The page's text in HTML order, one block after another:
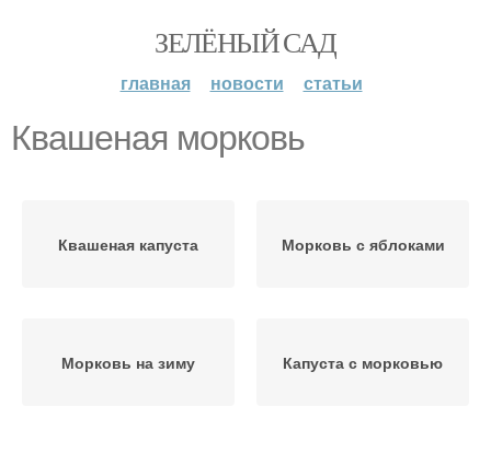
ЗЕЛЁНЫЙ САД
главная новости статьи
Квашеная морковь
Квашеная капуста Морковь с яблоками
Морковь на зиму Капуста с морковью